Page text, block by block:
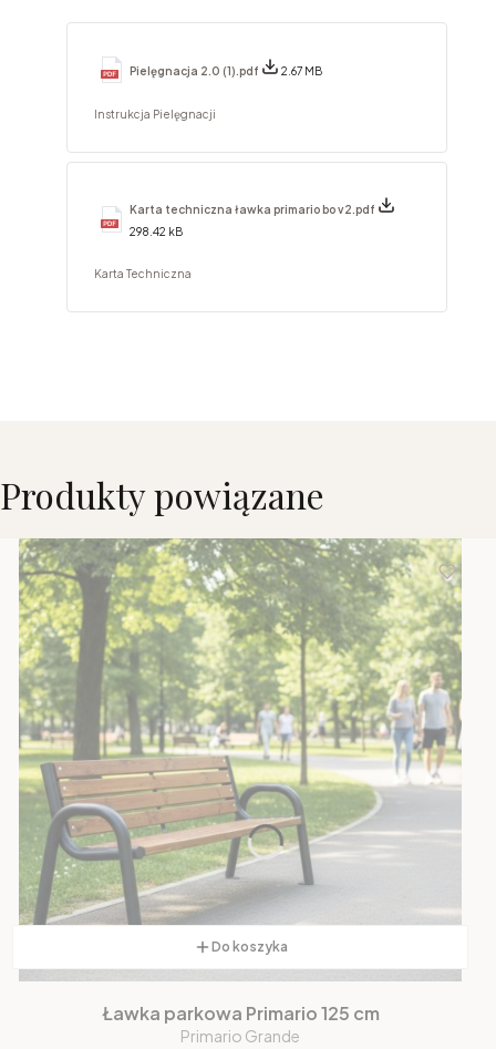
Pielęgnacja 2.0 (1).pdf 2.67 MB
Instrukcja Pielęgnacji
Karta techniczna ławka primario bo v2.pdf
298.42 kB
Karta Techniczna
Produkty powiązane
Do koszyka
Ławka parkowa Primario 125 cm
Primario Grande